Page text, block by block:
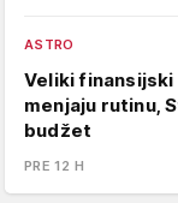
ASTRO
Veliki
menjaju rutinu,
budžet
PRE 12 H